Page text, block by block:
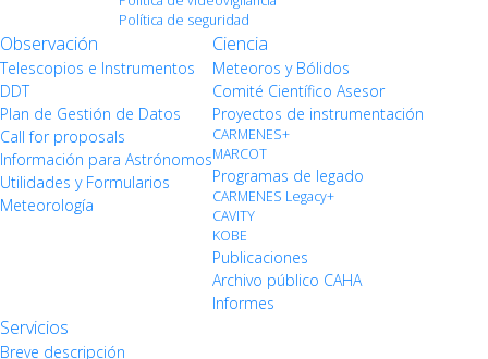
Política de seguridad
Observación
Telescopios e Instrumentos
DDT
Plan de Gestión de Datos
Call for proposals
Información para Astrónomos
Utilidades y Formularios
Meteorología
Ciencia
Meteoros y Bólidos
Comité Científico Asesor
Proyectos de instrumentación
CARMENES+
MARCOT
Programas de legado
CARMENES Legacy+
CAVITY
KOBE
Publicaciones
Archivo público CAHA
Informes
Servicios
Breve descripción